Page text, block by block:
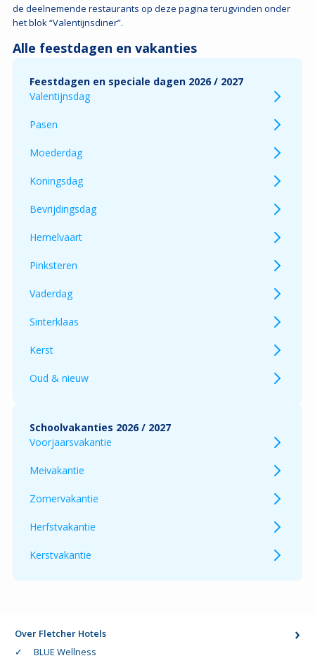
Alle feestdagen en vakanties
Feestdagen en speciale dagen 2026 / 2027
Valentijnsdag
Pasen
Moederdag
Koningsdag
Bevrijdingsdag
Hemelvaart
Pinksteren
Vaderdag
Sinterklaas
Kerst
Oud & nieuw
Schoolvakanties 2026 / 2027
Voorjaarsvakantie
Meivakantie
Zomervakantie
Herfstvakantie
Kerstvakantie
Over Fletcher Hotels
BLUE Wellness